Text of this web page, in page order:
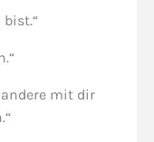
mit dir